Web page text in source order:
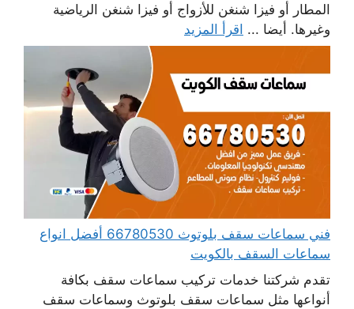
المطار أو فيزا شنغن للأزواج أو فيزا شنغن الرياضية
وغيرها. أيضا ... اقرأ المزيد
فني سماعات سقف بلوتوث 66780530 أفضل انواع
سماعات السقف بالكويت
تقدم شركتنا خدمات تركيب سماعات سقف بكافة
أنواعها مثل سماعات سقف بلوتوث وسماعات سقف